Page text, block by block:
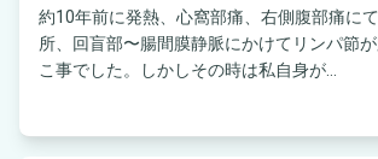
約10年前に発熱、心窩部痛、右側腹部痛に
所、回盲部〜腸間膜静脈にかけてリンパ節
こ事でした。しかしその時は私自身が...